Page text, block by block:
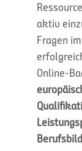
aktiv
Fragen
Online-